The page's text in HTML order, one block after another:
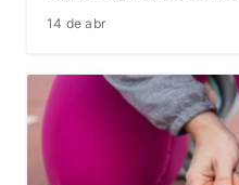
14 de abr